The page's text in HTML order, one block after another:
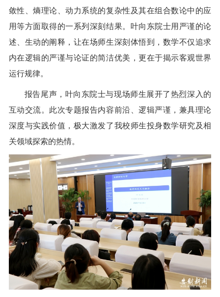
敛性、熵理论、动力系统的复杂性及其在组合数论中的应
用等方面取得的一系列深刻结果。叶向东院士用严谨的论
述、生动的阐释，让在场师生深刻体悟到，数学不仅追求
内在逻辑的严谨与论证的简洁优美，更在于揭示客观世界
运行规律。
报告尾声，叶向东院士与现场师生展开了热烈深入的
互动交流。此次专题报告内容前沿、逻辑严谨，兼具理论
深度与实践价值，极大激发了我校师生投身数学研究及相
关领域探索的热情。